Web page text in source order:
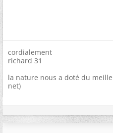
cordialement
richard 31
la nature nous a doté du
net)